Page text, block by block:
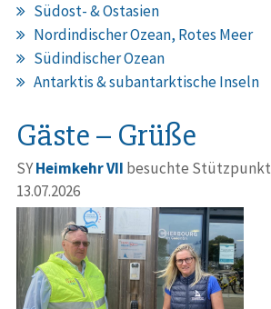
Südost- & Ostasien
Nordindischer Ozean, Rotes Meer
Südindischer Ozean
Antarktis & subantarktische Inseln
Gäste – Grüße
SYHeimkehr VII besuchte Stützpunkt
13.07.2026